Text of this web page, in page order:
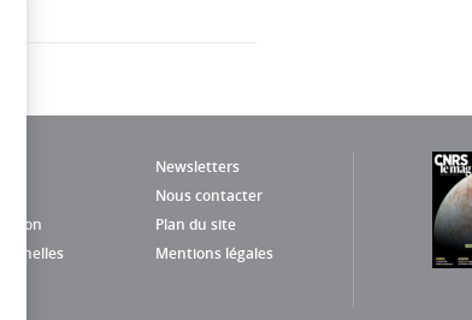
Newsletters
Nous contacter
Plan du site
Mentions légales